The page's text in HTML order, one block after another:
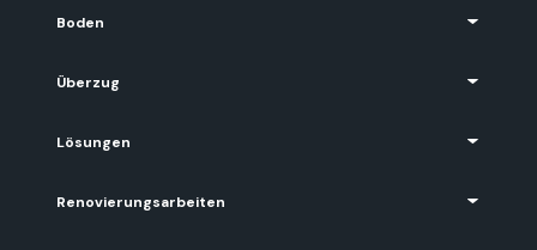
Boden
Überzug
Lösungen
Renovierungsarbeiten